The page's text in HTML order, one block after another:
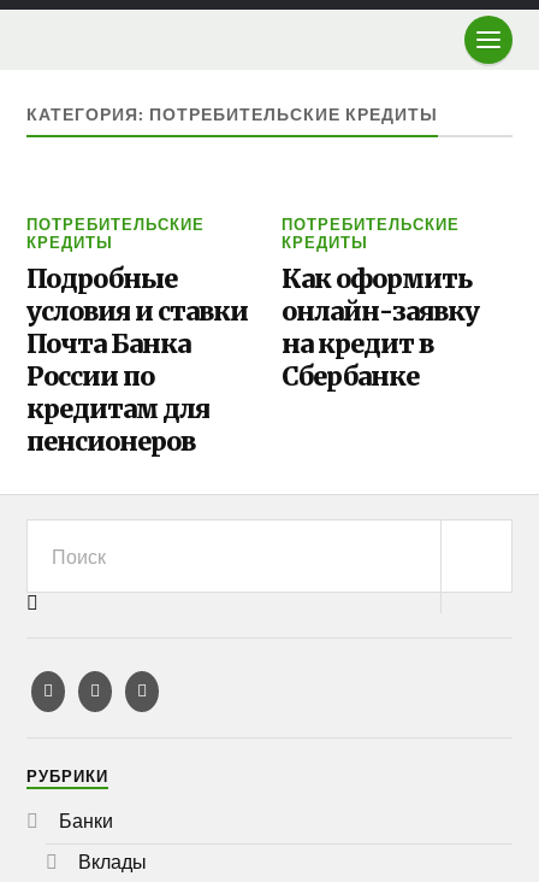
КАТЕГОРИЯ: ПОТРЕБИТЕЛЬСКИЕ КРЕДИТЫ
ПОТРЕБИТЕЛЬСКИЕ
КРЕДИТЫ
Подробные
условия и ставки
Почта Банка
России по
кредитам для
пенсионеров
ПОТРЕБИТЕЛЬСКИЕ
КРЕДИТЫ
Как оформить
онлайн-заявку
на кредит в
Сбербанке
РУБРИКИ
Банки
Вклады